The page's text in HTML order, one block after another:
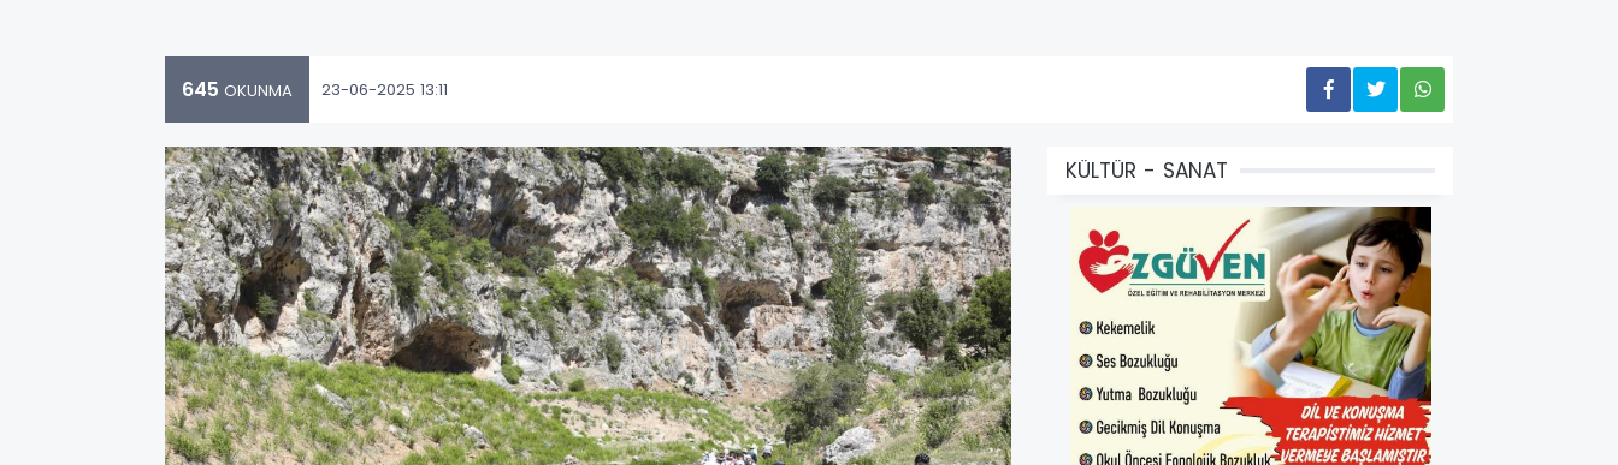
645 OKUNMA 23-06-2025 13:11
KÜLTÜR - SANAT